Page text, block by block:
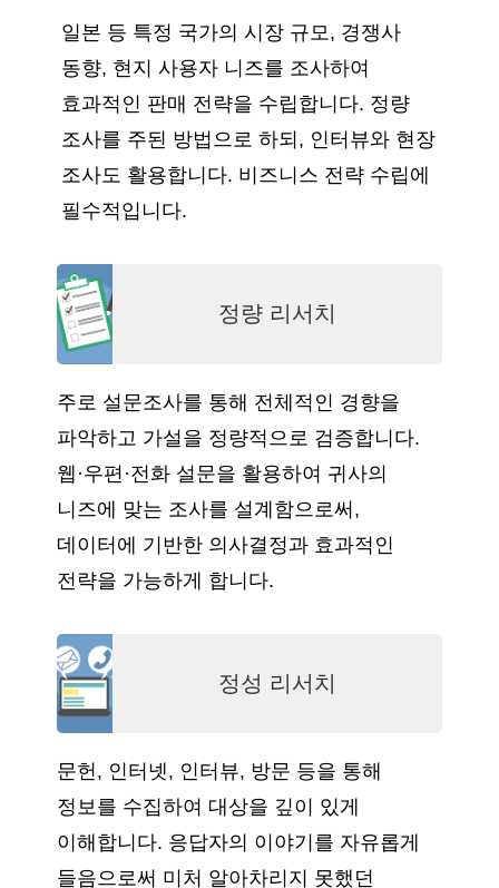
일본 등 특정 국가의 시장 규모, 경쟁사
동향, 현지 사용자 니즈를 조사하여
효과적인 판매 전략을 수립합니다. 정량
조사를 주된 방법으로 하되, 인터뷰와 현장
조사도 활용합니다. 비즈니스 전략 수립에
필수적입니다.
정량 리서치
주로 설문조사를 통해 전체적인 경향을
파악하고 가설을 정량적으로 검증합니다.
웹·우편·전화 설문을 활용하여 귀사의
니즈에 맞는 조사를 설계함으로써,
데이터에 기반한 의사결정과 효과적인
전략을 가능하게 합니다.
정성 리서치
문헌, 인터넷, 인터뷰, 방문 등을 통해
정보를 수집하여 대상을 깊이 있게
이해합니다. 응답자의 이야기를 자유롭게
들음으로써 미처 알아차리지 못했던